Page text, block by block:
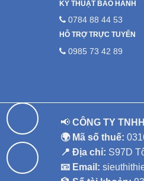
KỸ THUẬT BẢO HÀNH
0784 88 44 53
HỖ TRỢ TRỰC TUYẾN
0985 73 42 89
📢 CÔNG TY
🌍 Mã số thuế:
📍 Địa chỉ: S97D
📧 Email: